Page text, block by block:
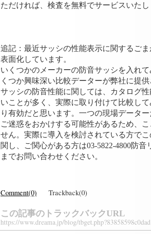
ただければ、検査を無料でサービスいた
追記：最近サッシの性能表示に関するご
表面化しています。
いくつかのメーカーの防音サッシを入れ
くつか興味深い比較データーが弊社に提
サッシの防音性能に関しては、カタログ
いことが多く、実際に取り付けて比較し
り有効だと思います。一つの現場データ
ご迷惑をおかけする可能性があるため、
せん。実際に導入を検討されている方で
関し、ご関心がある方は03-5822-4800防
までお問い合わせください。
Comment(0) Trackback(0)
この記事のトラックバックURL
https://www.dreama.jp/blog/